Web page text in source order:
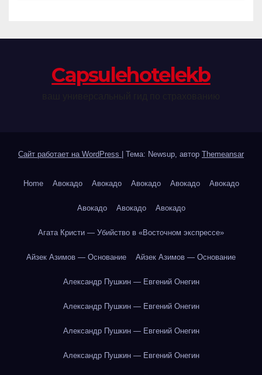
Сapsulehotelekb
Сайт работает на WordPress Тема: Newsup, автор Themeansar
Home Авокадо Авокадо Авокадо Авокадо Авокадо
Авокадо Авокадо Авокадо
Агата Кристи — Убийство в «Восточном экспрессе»
Айзек Азимов — Основание Айзек Азимов — Основание
Александр Пушкин — Евгений Онегин
Александр Пушкин — Евгений Онегин
Александр Пушкин — Евгений Онегин
Александр Пушкин — Евгений Онегин